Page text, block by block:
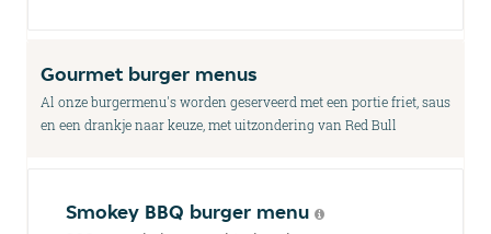
Gourmet burger menus
Al onze burgermenu's worden geserveerd met een portie friet, saus
en een drankje naar keuze, met uitzondering van Red Bull
Smokey BBQ burger menu